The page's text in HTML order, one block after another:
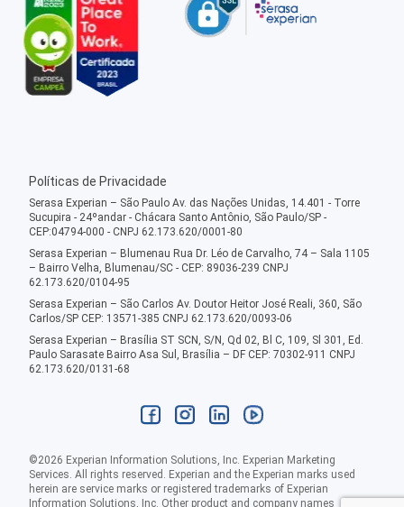
Políticas de Privacidade
Serasa Experian – São Paulo Av. das Nações Unidas, 14.401 - Torre
Sucupira - 24ºandar - Chácara Santo Antônio, São Paulo/SP -
CEP:04794-000 - CNPJ 62.173.620/0001-80
Serasa Experian – Blumenau Rua Dr. Léo de Carvalho, 74 – Sala 1105
– Bairro Velha, Blumenau/SC - CEP: 89036-239 CNPJ
62.173.620/0104-95
Serasa Experian – São Carlos Av. Doutor Heitor José Reali, 360, São
Carlos/SP CEP: 13571-385 CNPJ 62.173.620/0093-06
Serasa Experian – Brasília ST SCN, S/N, Qd 02, Bl C, 109, Sl 301, Ed.
Paulo Sarasate Bairro Asa Sul, Brasília – DF CEP: 70302-911 CNPJ
62.173.620/0131-68
©2026 Experian Information Solutions, Inc. Experian Marketing
Services. All rights reserved. Experian and the Experian marks used
herein are service marks or registered trademarks of Experian
Information Solutions, Inc. Other product and company names